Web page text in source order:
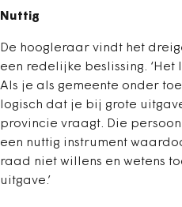
Nuttig
De hoogleraar vindt het
een redelijke beslissing.
Als je als gemeente onder
logisch dat je bij grote
provincie vraagt. Die
een nuttig instrument
raad niet willens en wetens
uitgave.’